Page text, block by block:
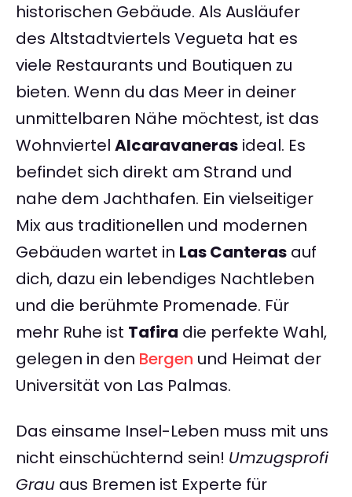
historischen Gebäude. Als Ausläufer
des Altstadtviertels Vegueta hat es
viele Restaurants und Boutiquen zu
bieten. Wenn du das Meer in deiner
unmittelbaren Nähe möchtest, ist das
Wohnviertel Alcaravaneras ideal. Es
befindet sich direkt am Strand und
nahe dem Jachthafen. Ein vielseitiger
Mix aus traditionellen und modernen
Gebäuden wartet in Las Canteras auf
dich, dazu ein lebendiges Nachtleben
und die berühmte Promenade. Für
mehr Ruhe ist Tafira die perfekte Wahl,
gelegen in den Bergen und Heimat der
Universität von Las Palmas.
Das einsame Insel-Leben muss mit uns
nicht einschüchternd sein! Umzugsprofi
Grau aus Bremen ist Experte für